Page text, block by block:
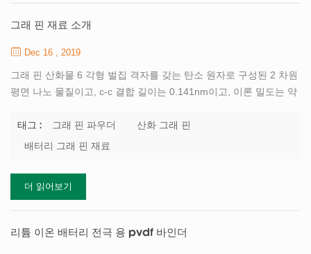
복합 재료의 승수 성능은 그리 좋지 않습니다. 그 이유는 그래 핀 재
서 형성된 물질은 구...
그래 핀 재료 소개
Dec 16 , 2019
그래 핀 산화물 6 각형 벌집 격자를 갖는 탄소 원자로 구성된 2 차원
평면 나노 물질이고, c-c 결합 길이는 0.141nm이고, 이론 밀도는 약
원자는 sp2 방식으로 혼성화에 참여하고 전자는 층 사이에서 부드
럽게 전도 할 수 있으므로 그래 핀은 전기를 매우 잘 전도합니다. 이
미래를 갖는 이유 중 하나입니다. 배터리 그래 핀 재료 우수한 열전
도율을 가지며 단층의 이론상 실온 열전도율은 최대 3,000-5,000w /
용할 수 있습니다. 기계적 특성이 우수하고 인성 및 강도가 우수한
재료로 유...
태그 : 그래 핀 파우더
산화 그래 핀
배터리 그래 핀 재료
더 읽어보기
리튬 이온 배터리 전극 용 pvdf 바인더